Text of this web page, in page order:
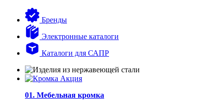
Бренды
Электронные каталоги
Каталоги для САПР
01. Мебельная кромка